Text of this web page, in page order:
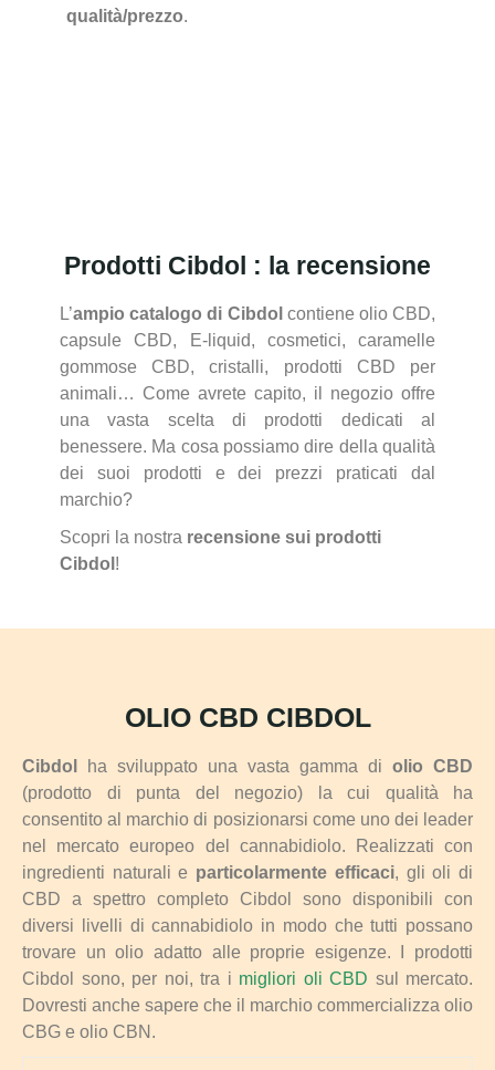
qualità/prezzo.
Prodotti Cibdol : la recensione
L’ampio catalogo di Cibdol contiene olio CBD,
capsule CBD, E-liquid, cosmetici, caramelle
gommose CBD, cristalli, prodotti CBD per
animali… Come avrete capito, il negozio offre
una vasta scelta di prodotti dedicati al
benessere. Ma cosa possiamo dire della qualità
dei suoi prodotti e dei prezzi praticati dal
marchio?
Scopri la nostra recensione sui prodotti
Cibdol !
OLIO CBD CIBDOL
Cibdol ha sviluppato una vasta gamma di olio CBD
(prodotto di punta del negozio) la cui qualità ha
consentito al marchio di posizionarsi come uno dei leader
nel mercato europeo del cannabidiolo. Realizzati con
ingredienti naturali e particolarmente efficaci, gli oli di
CBD a spettro completo Cibdol sono disponibili con
diversi livelli di cannabidiolo in modo che tutti possano
trovare un olio adatto alle proprie esigenze. I prodotti
Cibdol sono, per noi, tra i migliori oli CBD sul mercato.
Dovresti anche sapere che il marchio commercializza olio
CBG e olio CBN.